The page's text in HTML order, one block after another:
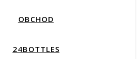
OBCHOD
24BOTTLES